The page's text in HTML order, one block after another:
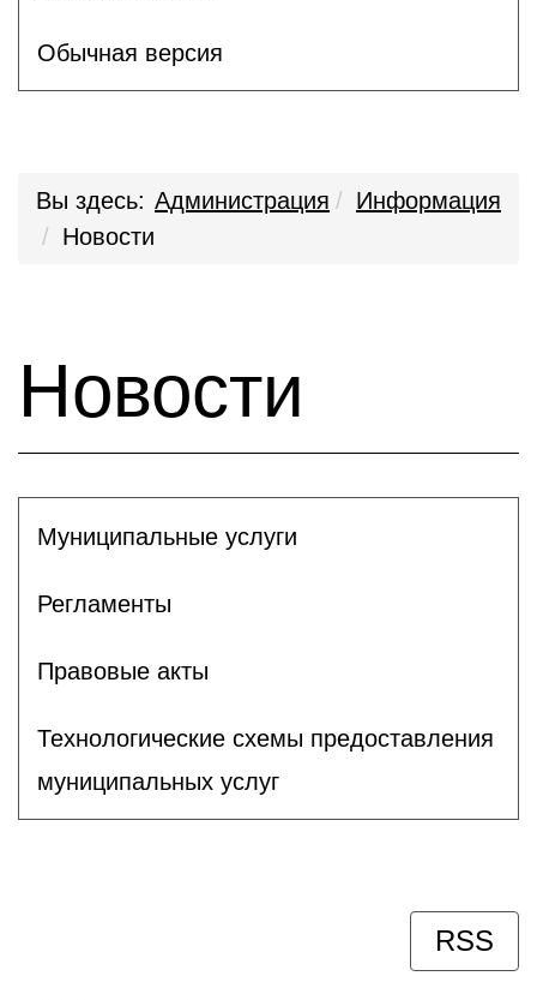
Обычная версия
Вы здесь: Администрация
Информация
Новости
Новости
Муниципальные услуги
Регламенты
Правовые акты
Технологические схемы предоставления
муниципальных услуг
RSS